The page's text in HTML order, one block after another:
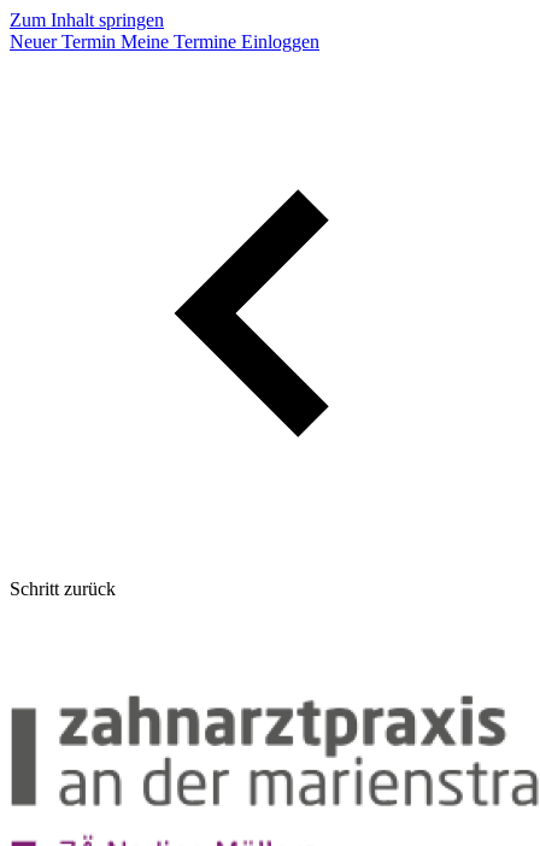
Zum Inhalt springen
Neuer Termin Meine Termine Einloggen
Schritt zurück